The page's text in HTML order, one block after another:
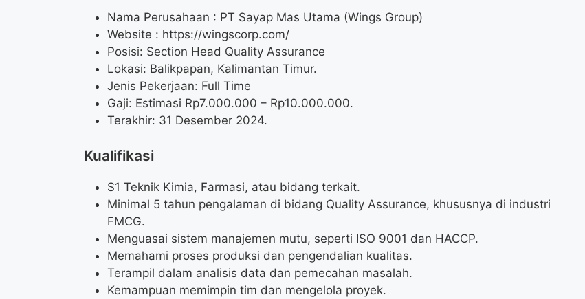
Nama Perusahaan : PT Sayap Mas Utama (Wings Group)
Website : https://wingscorp.com/
Posisi: Section Head Quality Assurance
Lokasi: Balikpapan, Kalimantan Timur.
Jenis Pekerjaan: Full Time
Gaji: Estimasi Rp7.000.000 – Rp10.000.000.
Terakhir: 31 Desember 2024.
Kualifikasi
S1 Teknik Kimia, Farmasi, atau bidang terkait.
Minimal 5 tahun pengalaman di bidang Quality Assurance, khususnya di industri
FMCG.
Menguasai sistem manajemen mutu, seperti ISO 9001 dan HACCP.
Memahami proses produksi dan pengendalian kualitas.
Terampil dalam analisis data dan pemecahan masalah.
Kemampuan memimpin tim dan mengelola proyek.